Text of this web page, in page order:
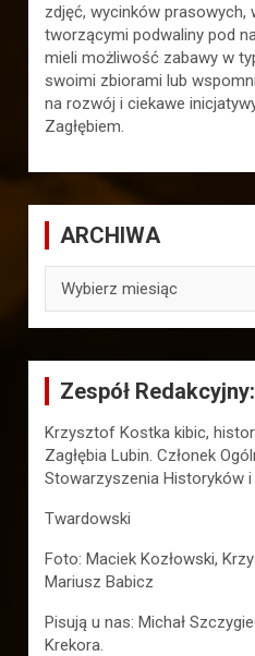
zdjęć, wycinków prasowych,
tworzącymi podwaliny pod
mieli możliwość zabawy w
swoimi zbiorami lub
na rozwój i ciekawe
Zagłębiem.
ARCHIWA
Zespół Redakcyjny:
Krzysztof Kostka kibic,
Zagłębia Lubin. Członek
Stowarzyszenia Historyków i
Twardowski
Foto: Maciek Kozłowski,
Mariusz Babicz
Pisują u nas: Michał
Krekora.